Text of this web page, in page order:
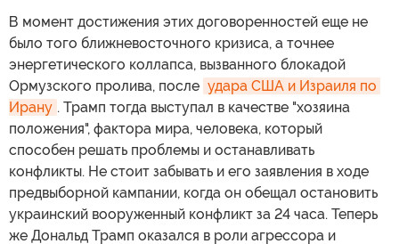
В момент достижения этих договоренностей еще не
было того ближневосточного кризиса, а точнее
энергетического коллапса, вызванного блокадой
Ормузского пролива, после удара США и Израиля по
Ирану . Трамп тогда выступал в качестве "хозяина
положения", фактора мира, человека, который
способен решать проблемы и останавливать
конфликты. Не стоит забывать и его заявления в ходе
предвыборной кампании, когда он обещал остановить
украинский вооруженный конфликт за 24 часа. Теперь
же Дональд Трамп оказался в роли агрессора и